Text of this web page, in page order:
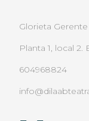
Glorieta
Planta 1, local
604968824